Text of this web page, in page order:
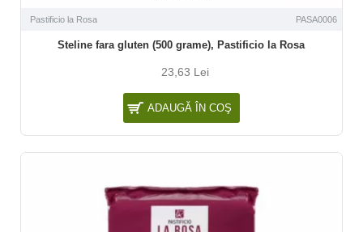
Pastificio la Rosa PASA0006
Steline fara gluten (500 grame), Pastificio la Rosa
23,63 Lei
ADAUGĂ ÎN COŞ